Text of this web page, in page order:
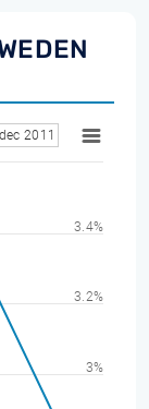
2011
3%
3.2%
3.4%